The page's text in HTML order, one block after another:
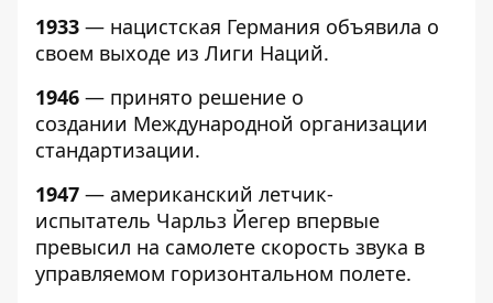
1933 — нацистская Германия объявила о
своем выходе из Лиги Наций.
1946 — принято решение о
создании Международной организации
стандартизации.
1947 — американский летчик-
испытатель Чарльз Йегер впервые
превысил на самолете скорость звука в
управляемом горизонтальном полете.